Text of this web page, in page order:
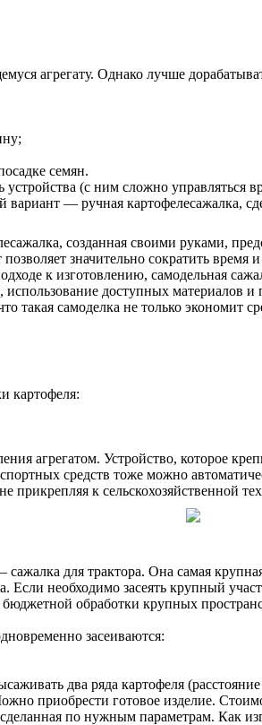
агрегату. Однако лучше
семян.
устройства (с ним сложно
вариант — ручная картофелесажалка,
созданная своими руками,
значительно сократить
к изготовлению, самодельная
доступных материалов
такая самоделка не только экономит
картофеля:
агрегатом. Устройство, которое
средств тоже можно
прикрепляя к сельскохозяйственной
для трактора. Она самая
Если необходимо засеять крупный
обработки крупных
засеиваются:
два ряда картофеля
приобрести готовое изделие.
по нужным параметрам. Как